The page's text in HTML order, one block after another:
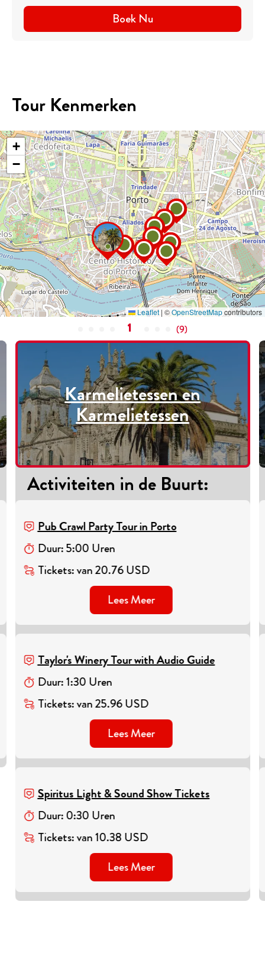
Boek Nu
Tour Kenmerken
+
−
Leaflet | ©OpenStreetMapcontributors
1 (9)
Karmelietessen en
Karmelietessen
Activiteiten in de Buurt:
Pub Crawl Party Tour in Porto
Duur:5:00 Uren
Tickets:van20.76USD
Lees Meer
Taylor's Winery Tour with Audio Guide
Duur:1:30 Uren
Tickets:van25.96USD
Lees Meer
Spiritus Light & Sound Show Tickets
Duur:0:30 Uren
Tickets:van10.38 USD
Lees Meer